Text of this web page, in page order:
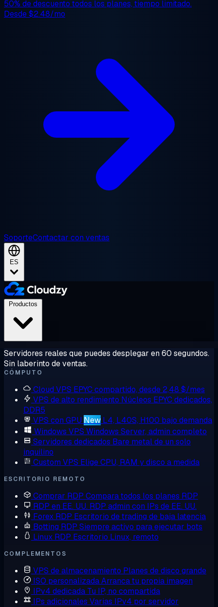
50% de descuento todos los planes, tiempo limitado.
Desde$2.48/mo
SoporteContactar con ventas
ES
Servidores reales que puedes desplegar en 60 segundos.
Sin laberinto de ventas.
CÓMPUTO
Cloud VPS EPYC compartido, desde 2,48 $/mes
VPS de alto rendimiento Núcleos EPYC dedicados,
DDR5
VPS con GPU New L4, L40S, H100 bajo demanda
Windows VPS Windows Server, admin completo
Servidores dedicados Bare metal de un solo
inquilino
Custom VPS Elige CPU, RAM y disco a medida
ESCRITORIO REMOTO
Comprar RDP Compara todos los planes RDP
RDP en EE. UU. RDP admin con IPs de EE. UU.
Forex RDP Escritorio de trading de baja latencia
Botting RDP Siempre activo para ejecutar bots
Linux RDP Escritorio Linux, remoto
COMPLEMENTOS
VPS de almacenamiento Planes de disco grande
ISO personalizadaArranca tu propia imagen
IPv4 dedicada Tu IP, no compartida
IPs adicionales Varias IPv4 por servidor